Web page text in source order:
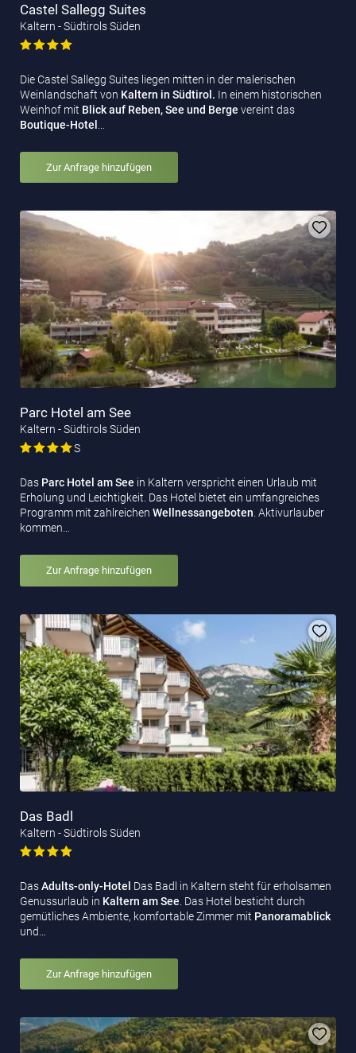
Castel Sallegg Suites
Kaltern - Südtirols Süden
Die Castel Sallegg Suites liegen mitten in der malerischen
Weinlandschaft von Kaltern in Südtirol. In einem historischen
Weinhof mit Blick auf Reben, See und Berge vereint das
Boutique-Hotel
Zur Anfrage hinzufügen
Parc Hotel am See
Kaltern - Südtirols Süden
S
Das Parc Hotel am See in Kaltern verspricht einen Urlaub mit
Erholung und Leichtigkeit. Das Hotel bietet ein umfangreiches
Programm mit zahlreichen Wellnessangeboten. Aktivurlauber
kommen…
Zur Anfrage hinzufügen
Das Badl
Kaltern - Südtirols Süden
DasAdults-only-Hotel Das Badl in Kaltern steht für erholsamen
Genussurlaub in Kaltern am See . Das Hotel besticht durch
gemütliches Ambiente, komfortable Zimmer mit Panoramablick
und…
Zur Anfrage hinzufügen